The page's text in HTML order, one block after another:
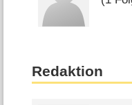
Redaktion